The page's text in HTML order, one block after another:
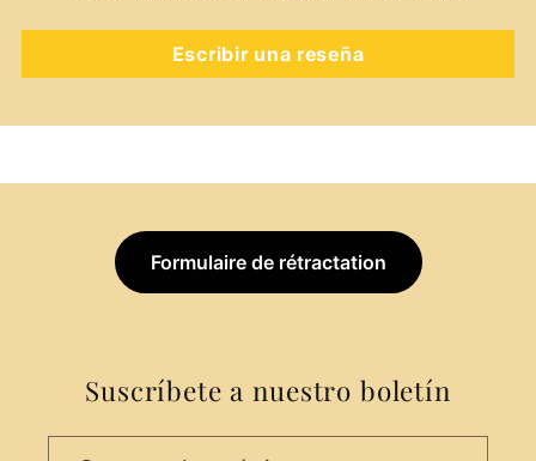
Escribir una reseña
Formulaire de rétractation
Suscríbete a nuestro boletín